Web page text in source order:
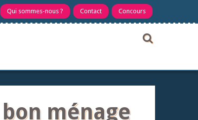
Qui sommes-nous ? Contact Concours
ménage